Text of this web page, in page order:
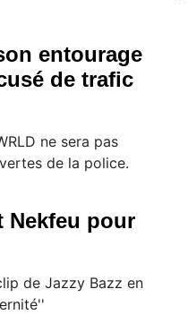
entourage
de trafic
ne sera pas
de la police.
Nekfeu pour
de Jazzy Bazz en